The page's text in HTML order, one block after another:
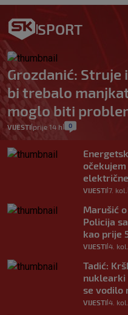
SPORT
Grozdanić: Struje
bi trebalo
moglo biti
VIJESTI| prije 14 h 0
VIJESTI 7. kol.
Marušić
Policija
kao prije
VIJESTI 4. kol.
Tadić:
nuklearki
se vodilo
VIJESTI 4. kol.